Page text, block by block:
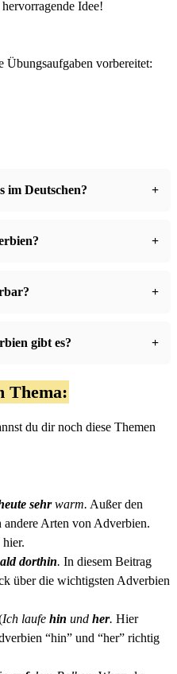
Idee!
vorbereitet:
im Deutschen?
gibt es?
Thema:
du dir noch diese Themen
sehrwarm. Außer den
Arten von Adverbien.
dorthin. In diesem Beitrag
über die wichtigsten Adverbien
Ich laufe hin und her. Hier
“hin” und “her” richtig